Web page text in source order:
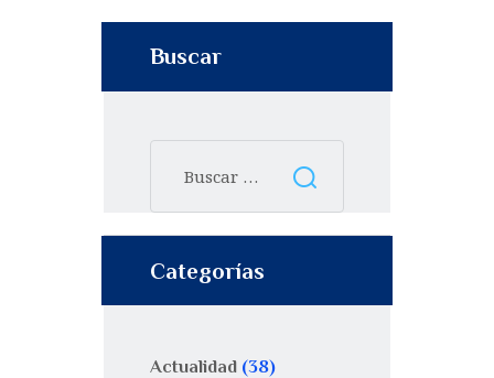
Buscar
Categorías
Actualidad (38)